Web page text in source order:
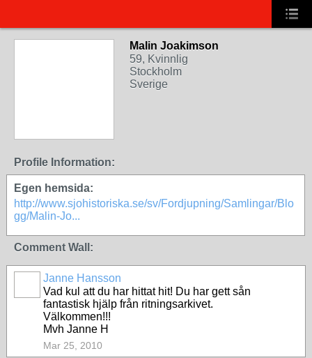
Malin Joakimson
59, Kvinnlig
Stockholm
Sverige
Profile Information:
Egen hemsida:
http://www.sjohistoriska.se/sv/Fordjupning/Samlingar/Blo
gg/Malin-Jo...
Comment Wall:
Janne Hansson
Vad kul att du har hittat hit! Du har gett sån
fantastisk hjälp från ritningsarkivet.
Välkommen!!!
Mvh Janne H
Mar 25, 2010